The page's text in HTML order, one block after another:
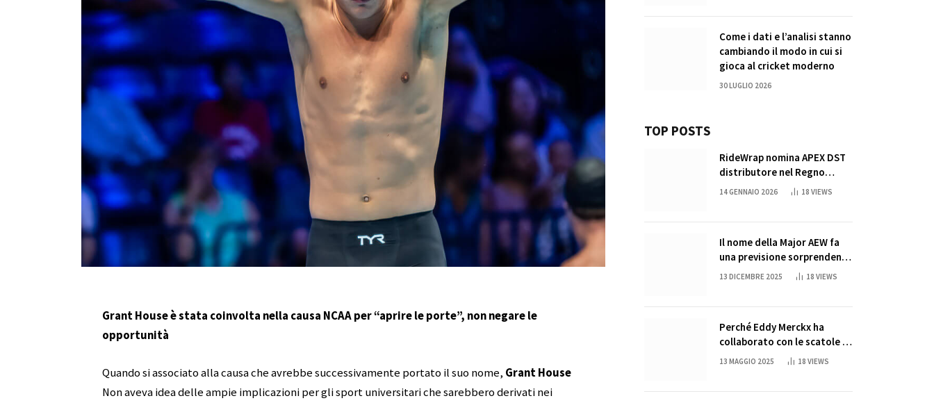
Grant House è stata coinvolta nella causa NCAA per “aprire le porte”, non negare le
opportunità
Quando si associato alla causa che avrebbe successivamente portato il suo nome, Grant House
Non aveva idea delle ampie implicazioni per gli sport universitari che sarebbero derivati ​​nei
Come i dati e l’analisi stanno
cambiando il modo in cui si
gioca al cricket moderno
30 LUGLIO 2026
TOP POSTS
RideWrap nomina APEX DST
distributore nel Regno
Unito
14 GENNAIO 2026 18 VIEWS
Il nome della Major AEW fa
una previsione sorprendente
per la partita di ritiro di
13 DICEMBRE 2025 18 VIEWS
Perché Eddy Merckx ha
collaborato con le scatole di
succo di Sun Capri
13 MAGGIO 2025 18 VIEWS